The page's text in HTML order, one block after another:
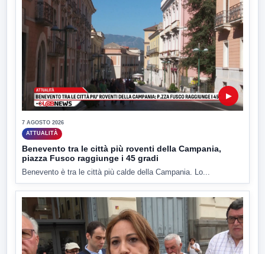
▶
7 AGOSTO 2026
ATTUALITÀ
Benevento tra le città più roventi della Campania,
piazza Fusco raggiunge i 45 gradi
Benevento è tra le città più calde della Campania. Lo...